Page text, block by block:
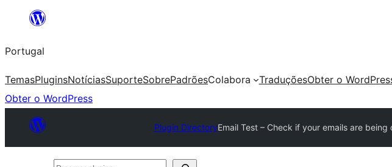
Saltar
o
conteúdo
Portugal
TemasPluginsNotíciasSuporteSobrePadrõesColabora TraduçõesObter o
Obter o WordPress
Plugin DirectoryEmail Test – Check if your emails are being